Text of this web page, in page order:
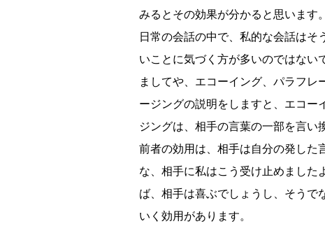
みるとその効果が分かると思います。
日常の会話の中で、私的な会話は
いことに気づく方が多いのではない
ましてや、エコーイング、パラフ
ージングの説明をしますと、エコ
ジングは、相手の言葉の一部を言い
前者の効用は、相手は自分の発した
な、相手に私はこう受け止めまし
ば、相手は喜ぶでしょうし、そう
いく効用があります。